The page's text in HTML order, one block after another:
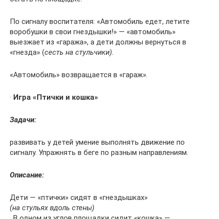
По сигналу воспитателя: «Автомобиль едет, летите
воробушки в свои гнездышки!» — «автомобиль»
выезжает из «гаража», а дети должны вернуться в
«гнезда» (сесть на стульчики).
«Автомобиль» возвращается в «гараж».
· Игра «Птички и кошка»
Задачи:
развивать у детей умение выполнять движение по
сигналу. Упражнять в беге по разным направлениям.
Описание:
Дети — «птички» сидят в «гнездышках»
(на стульях вдоль стены)